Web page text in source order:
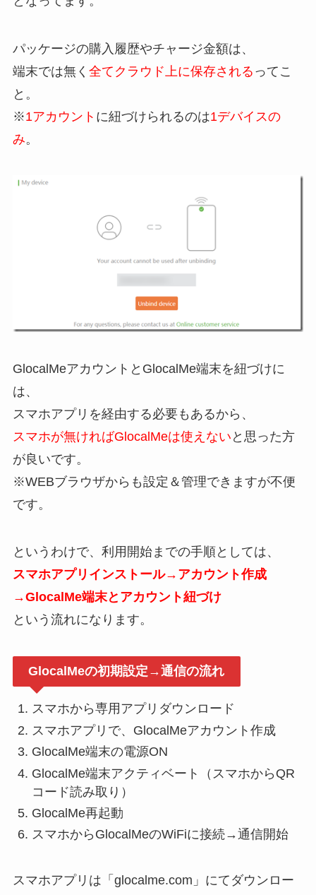
パッケージの購入履歴やチャージ金額は、
端末では無く 全てクラウド上に保存される ってこ
と。
※1アカウント に紐づけられるのは1デバイスの
み。
GlocalMeアカウントとGlocalMe端末を紐づけに
は、
スマホアプリを経由する必要もあるから、
スマホが無ければGlocalMeは使えない と思った方
が良いです。
※WEBブラウザからも設定＆管理できますが不便
です。
というわけで、利用開始までの手順としては、
スマホアプリインストール→アカウント作成
→GlocalMe端末とアカウント紐づけ
という流れになります。
GlocalMeの初期設定→通信の流れ
スマホから専用アプリダウンロード
スマホアプリで、GlocalMeアカウント作成
GlocalMe端末の電源ON
GlocalMe端末アクティベート（スマホからQR
コード読み取り）
GlocalMe再起動
スマホからGlocalMeのWiFiに接続→通信開始
スマホアプリは「glocalme.com」にてダウンロー